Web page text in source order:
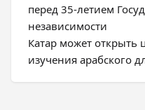
перед 35-летием
независимости
Катар может открыть
изучения арабского